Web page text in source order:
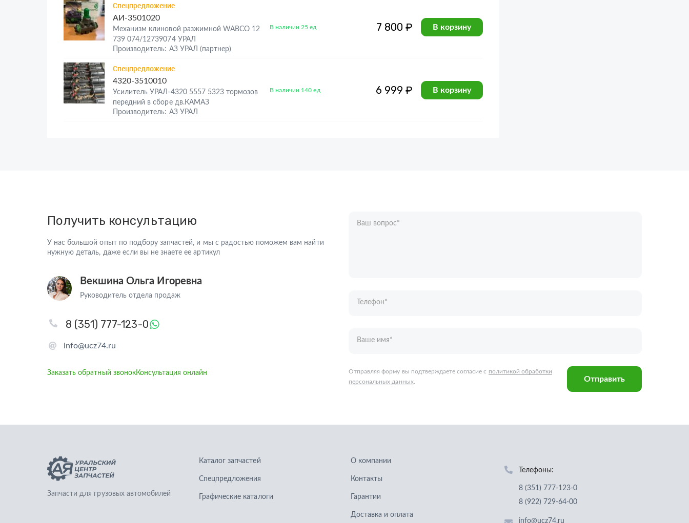
Спецпредложение
АИ-3501020
Механизм клиновой разжимной WABCO 12
739 074/12739074 УРАЛ
Производитель: АЗ УРАЛ (партнер)
В наличии 25 ед 7 800 ₽ В корзину
Спецпредложение
4320-3510010
Усилитель УРАЛ-4320 5557 5323 тормозов
передний в сборе дв.КАМАЗ
Производитель: АЗ УРАЛ
В наличии 140 ед 6 999 ₽ В корзину
Получить консультацию
У нас большой опыт по подбору запчастей, и мы с радостью поможем вам найти
нужную деталь, даже если вы не знаете ее артикул
Векшина Ольга Игоревна
Руководитель отдела продаж
info@ucz74.ru
8 (351) 777-123-0
Заказать обратный звонокКонсультация онлайн
Ваш вопрос*
Запчасти для грузовых автомобилей
Спецпредложения
Графические каталоги
Контакты
Гарантии
Доставка и оплата
8 (351) 777-123-0
8 (922) 729-64-00
info@ucz74.ru